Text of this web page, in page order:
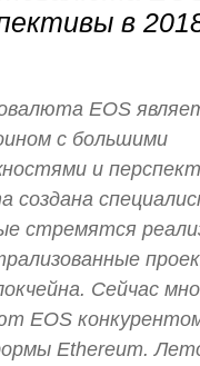
в
EOS
с большими
и
создана
стремятся
Сейчас
EOS
Ethereum.